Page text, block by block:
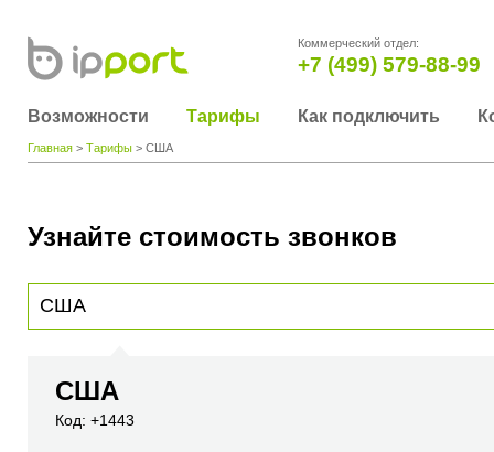
Коммерческий отдел:
+7 (499) 579-88-99
Возможности Тарифы Как подключить
Главная > Тарифы > США
Узнайте стоимость звонков
США
Код: +1443